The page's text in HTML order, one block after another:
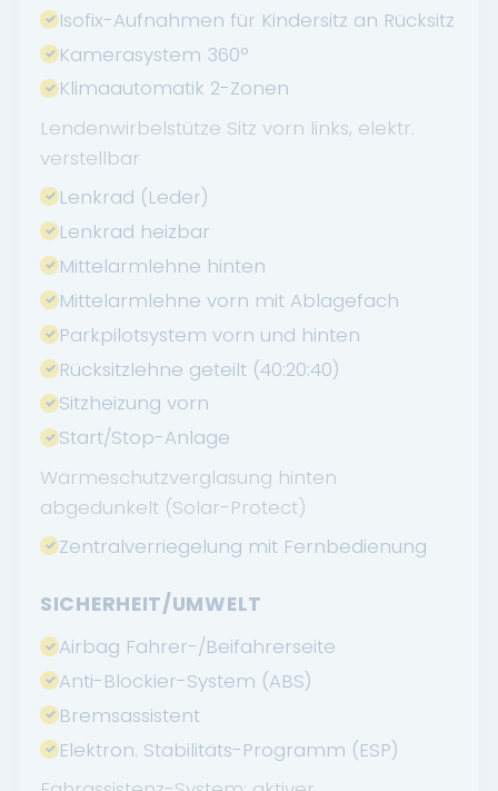
Isofix-Aufnahmen für Kindersitz an Rücksitz
Kamerasystem 360°
Klimaautomatik 2-Zonen
Lendenwirbelstütze Sitz vorn links, elektr.
verstellbar
Lenkrad (Leder)
Lenkrad heizbar
Mittelarmlehne hinten
Mittelarmlehne vorn mit Ablagefach
Parkpilotsystem vorn und hinten
Rücksitzlehne geteilt (40:20:40)
Sitzheizung vorn
Start/Stop-Anlage
Wärmeschutzverglasung hinten
abgedunkelt (Solar-Protect)
Zentralverriegelung mit Fernbedienung
SICHERHEIT/UMWELT
Airbag Fahrer-/Beifahrerseite
Anti-Blockier-System (ABS)
Bremsassistent
Elektron. Stabilitäts-Programm (ESP)